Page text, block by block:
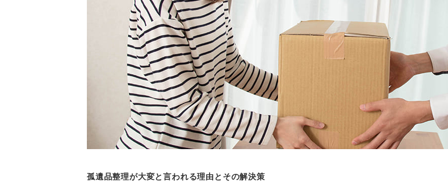
孤遺品整理が大変と言われる理由とその解決策